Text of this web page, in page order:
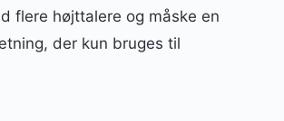
flere højttalere og måske en
der kun bruges til